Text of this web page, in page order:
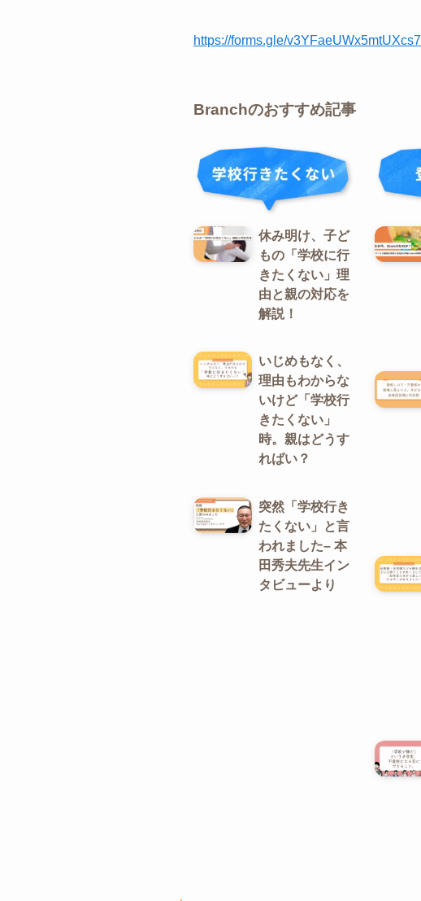
⁠https://forms.gle/v3YFaeUWx5mtUXcs7
Branchのおすすめ記事
休み明け、子ど
もの「学校に行
きたくない」理
由と親の対応を
解説！
いじめもなく、
理由もわからな
いけど「学校行
きたくない」
時。親はどうす
ればい？
突然「学校行き
たくない」と言
われました– 本
田秀夫先生イン
タビューより